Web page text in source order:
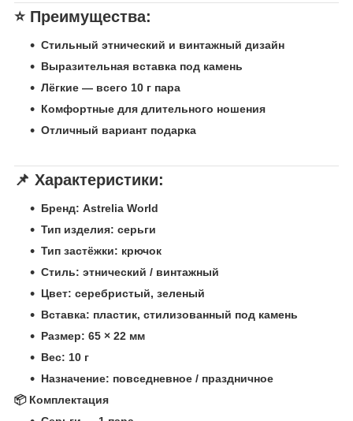
⭐ Преимущества:
Стильный этнический и винтажный дизайн
Выразительная вставка под камень
Лёгкие — всего 10 г пара
Комфортные для длительного ношения
Отличный вариант подарка
📌 Характеристики:
Бренд: Astrelia World
Тип изделия: серьги
Тип застёжки: крючок
Стиль: этнический / винтажный
Цвет: серебристый, зеленый
Вставка: пластик, стилизованный под камень
Размер: 65 × 22 мм
Вес: 10 г
Назначение: повседневное / праздничное
📦 Комплектация